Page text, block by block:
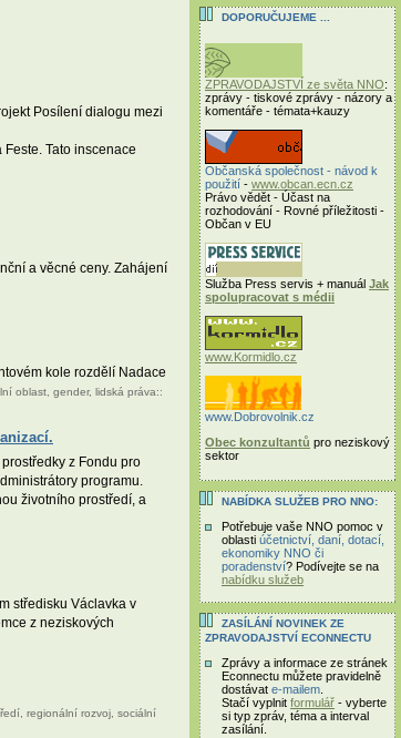
Posílení dialogu mezi
Tato inscenace
a věcné ceny. Zahájení
kole rozdělí Nadace
oblast gender, lidská práva::
z Fondu pro
programu.
životního prostředí, a
středisku Václavka v
z neziskových
, regionální rozvoj, sociální
DOPORUČUJEME ...
ZPRAVODAJSTVÍ ze světa NNO:
zprávy - tiskové zprávy - názory a
komentáře - témata+kauzy
Občanská společnost - návod k
použití - www.obcan.ecn.cz
Právo vědět - Účast na
rozhodování - Rovné příležitosti -
Občan v EU
Služba Press servis + manuál Jak
spolupracovat s médii
www.Kormidlo.cz
www.Dobrovolnik.cz
Obec konzultantů pro neziskový
sektor
NABÍDKA SLUŽEB PRO NNO:
Potřebuje vaše NNO pomoc v
oblasti účetnictví, daní, dotací,
ekonomiky NNO či
poradenství? Podívejte se na
nabídku služeb
ZASÍLÁNÍ NOVINEK ZE
ZPRAVODAJSTVÍ ECONNECTU
Zprávy a informace ze stránek
Econnectu můžete pravidelně
dostávat e-mailem
Stačí vyplnit formulář - vyberte
si typ zpráv, téma a interval
zasílání.